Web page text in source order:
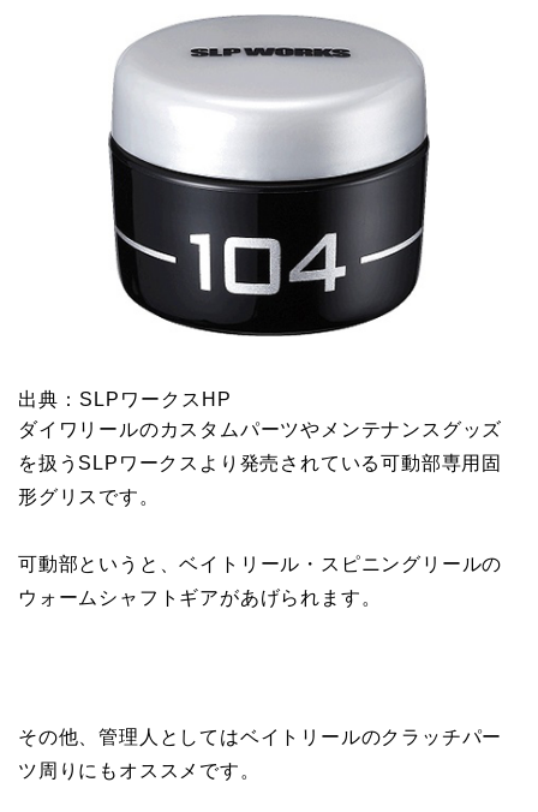
出典：SLPワークスHP
ダイワリールのカスタムパーツやメンテナンスグッズ
を扱うSLPワークスより発売されている可動部専用固
形グリスです。
可動部というと、ベイトリール・スピニングリールの
ウォームシャフトギアがあげられます。
その他、管理人としてはベイトリールのクラッチパー
ツ周りにもオススメです。